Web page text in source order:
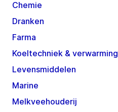
Chemie
Dranken
Farma
Koeltechniek & verwarming
Levensmiddelen
Marine
Melkveehouderij